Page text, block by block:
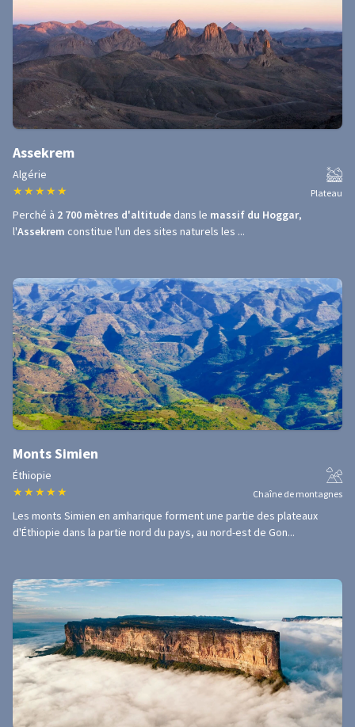
Assekrem
Algérie
★ ★ ★ ★ ★ Plateau
Perché à 2 700 mètres d'altitude dans le massif du Hoggar,
l'Assekrem constitue l'un des sites naturels les ...
Monts Simien
Éthiopie
★ ★ ★ ★ ★ Chaîne de montagnes
Les monts Simien en amharique forment une partie des plateaux
d'Éthiopie dans la partie nord du pays, au nord-est de Gon...